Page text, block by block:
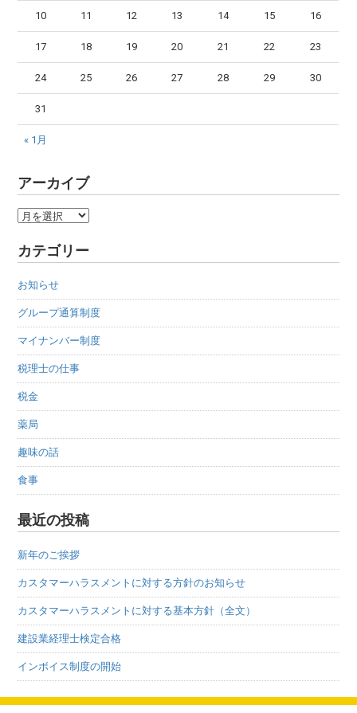
« 1月
10 11 12 13 14 15 16
17 18 19 20 21 22 23
24 25 26 27 28 29 30
31
アーカイブ
ア
カ
ブ
カテゴリー
お知らせ
グループ通算制度
マイナンバー制度
税理士の仕事
税金
薬局
趣味の話
食事
最近の投稿
新年のご挨拶
カスタマーハラスメントに対する方針のお知らせ
カスタマーハラスメントに対する基本方針（全文）
建設業経理士検定合格
インボイス制度の開始